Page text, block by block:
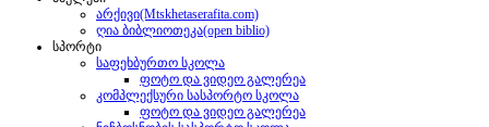
არქივი(Mtskhetaserafita.com)
ღია ბიბლიოთეკა(open biblio)
სპორტი
საფეხბურთო სკოლა
ფოტო და ვიდეო გალერეა
კომპლექსური სასპორტო სკოლა
ფოტო და ვიდეო გალერეა